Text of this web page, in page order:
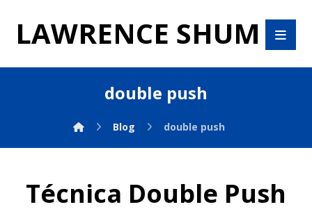
LAWRENCE SHUM
double push
Blog double push
Técnica Double Push